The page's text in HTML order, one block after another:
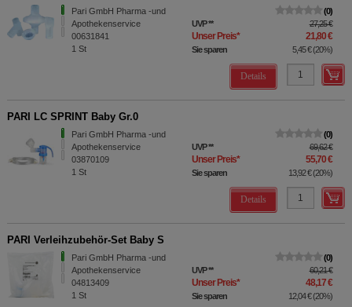
Pari GmbH Pharma -und
Apothekenservice
00631841
1 St
0
UVP** 27,25 €
Unser Preis* 21,80 €
Sie sparen 5,45 €(20%)
Details
PARI LC SPRINT Baby Gr.0
Pari GmbH Pharma -und
Apothekenservice
03870109
1 St
0
UVP** 69,62 €
Unser Preis* 55,70 €
Sie sparen 13,92 €(20%)
Details
PARI Verleihzubehör-Set Baby S
Pari GmbH Pharma -und
Apothekenservice
04813409
1 St
0
UVP** 60,21 €
Unser Preis* 48,17 €
Sie sparen 12,04 €(20%)